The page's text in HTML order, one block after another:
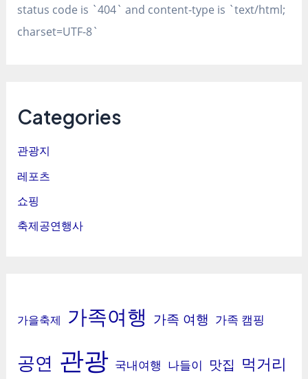
status code is `404` and content-type is `text/html;
charset=UTF-8`
Categories
관광지
레포츠
쇼핑
축제공연행사
가을축제 가족여행 가족 여행 가족 캠핑
공연 관광 국내여행 나들이 맛집 먹거리